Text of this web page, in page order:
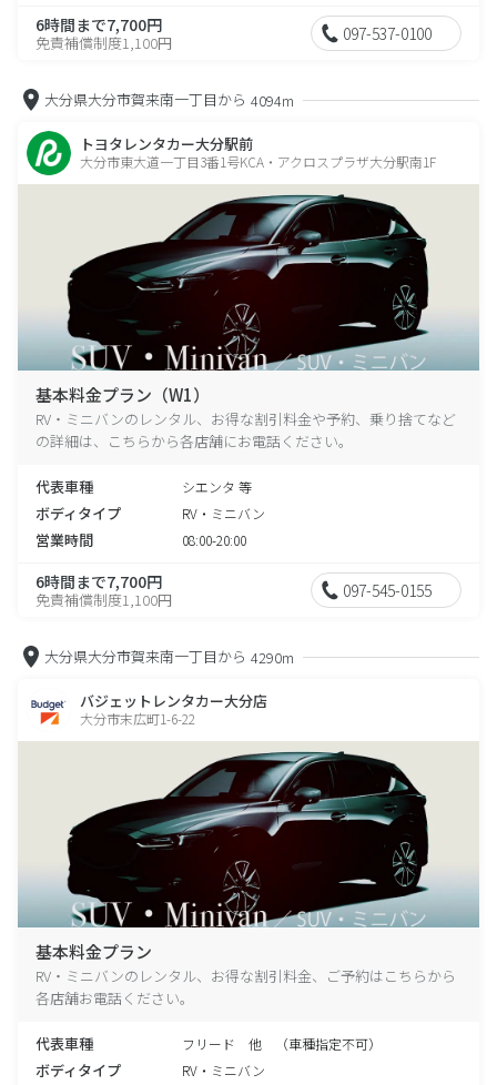
6時間まで7,700円
免責補償制度1,100円 097-537-0100
大分県大分市賀来南一丁目から 4094m
トヨタレンタカー大分駅前
大分市東大道一丁目3番1号KCA・アクロスプラザ大分駅南1F
基本料金プラン（W1）
RV・ミニバンのレンタル、お得な割引料金や予約、乗り捨てなど
の詳細は、こちらから各店舗にお電話ください。
代表車種 シエンタ 等
ボディタイプ RV・ミニバン
営業時間 08:00-20:00
6時間まで7,700円
免責補償制度1,100円 097-545-0155
大分県大分市賀来南一丁目から 4290m
バジェットレンタカー大分店
大分市末広町1-6-22
基本料金プラン
RV・ミニバンのレンタル、お得な割引料金、ご予約はこちらから
各店舗お電話ください。
代表車種 フリード 他 （車種指定不可）
ボディタイプ RV・ミニバン